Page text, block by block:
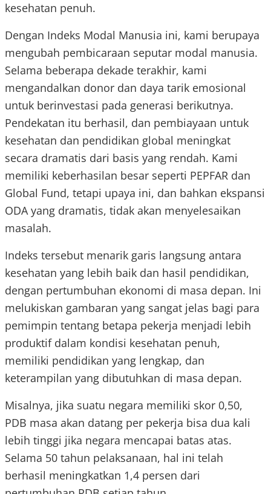
kesehatan penuh.
Dengan Indeks Modal Manusia ini, kami berupaya
mengubah pembicaraan seputar modal manusia.
Selama beberapa dekade terakhir, kami
mengandalkan donor dan daya tarik emosional
untuk berinvestasi pada generasi berikutnya.
Pendekatan itu berhasil, dan pembiayaan untuk
kesehatan dan pendidikan global meningkat
secara dramatis dari basis yang rendah. Kami
memiliki keberhasilan besar seperti PEPFAR dan
Global Fund, tetapi upaya ini, dan bahkan ekspansi
ODA yang dramatis, tidak akan menyelesaikan
masalah.
Indeks tersebut menarik garis langsung antara
kesehatan yang lebih baik dan hasil pendidikan,
dengan pertumbuhan ekonomi di masa depan. Ini
melukiskan gambaran yang sangat jelas bagi para
pemimpin tentang betapa pekerja menjadi lebih
produktif dalam kondisi kesehatan penuh,
memiliki pendidikan yang lengkap, dan
keterampilan yang dibutuhkan di masa depan.
Misalnya, jika suatu negara memiliki skor 0,50,
PDB masa akan datang per pekerja bisa dua kali
lebih tinggi jika negara mencapai batas atas.
Selama 50 tahun pelaksanaan, hal ini telah
berhasil meningkatkan 1,4 persen dari